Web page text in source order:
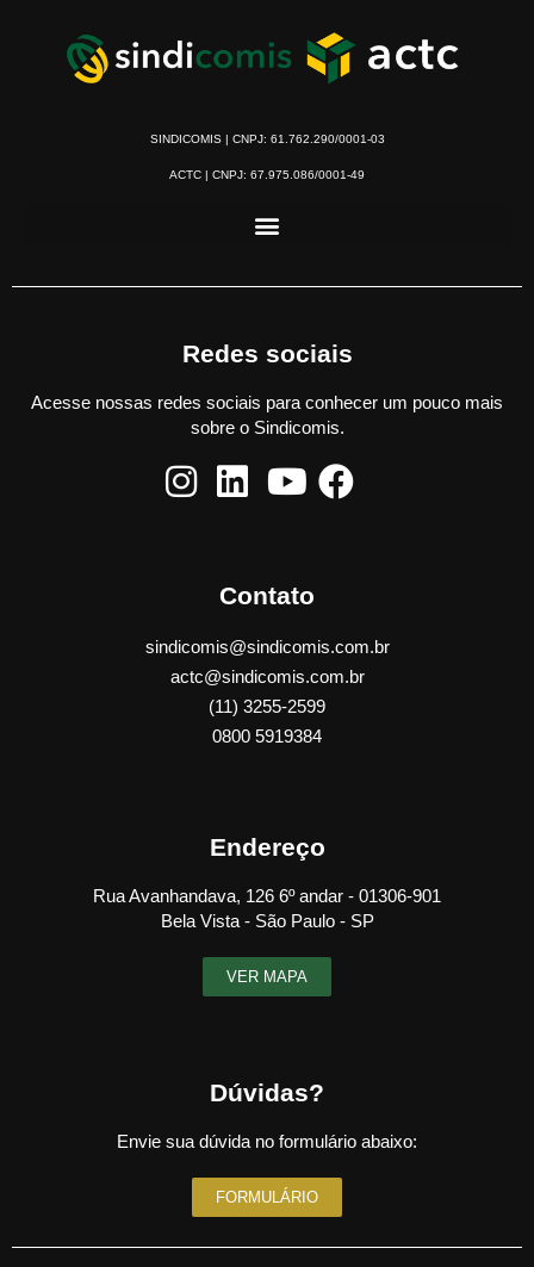
SINDICOMIS | CNPJ: 61.762.290/0001-03
ACTC | CNPJ: 67.975.086/0001-49
Redes sociais
Acesse nossas redes sociais para conhecer um pouco mais
sobre o Sindicomis.
Contato
sindicomis@sindicomis.com.br
actc@sindicomis.com.br
(11) 3255-2599
0800 5919384
Endereço
Rua Avanhandava, 126 6º andar - 01306-901
Bela Vista - São Paulo - SP
VER MAPA
Dúvidas?
Envie sua dúvida no formulário abaixo:
FORMULÁRIO